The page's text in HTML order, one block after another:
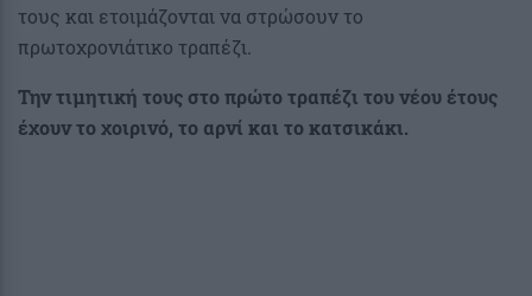
τους και ετοιμάζονται να στρώσουν το
πρωτοχρονιάτικο τραπέζι.
Την τιμητική τους στο πρώτο τραπέζι του νέου έτους
έχουν το χοιρινό, το αρνί και το κατσικάκι.